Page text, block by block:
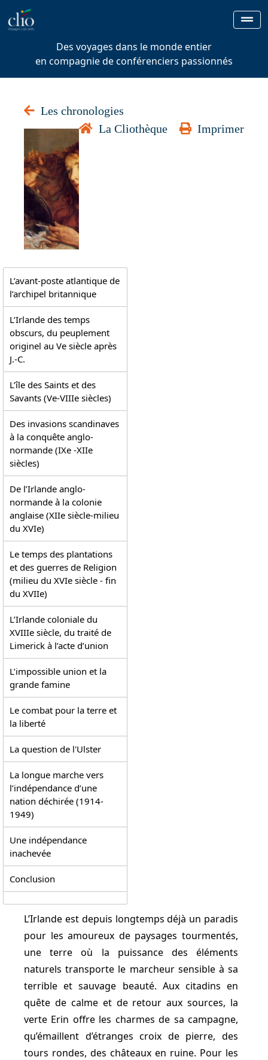
Des voyages dans le monde entier
en compagnie de conférenciers passionnés
Les chronologies
La Cliothèque
Imprimer
L’avant-poste atlantique de
l’archipel britannique
L’Irlande des temps
obscurs, du peuplement
originel au Ve siècle après
J.-C.
L’île des Saints et des
Savants (Ve-VIIIe siècles)
Des invasions scandinaves
à la conquête anglo-
normande (IXe -XIIe
siècles)
De l’Irlande anglo-
normande à la colonie
anglaise (XIIe siècle-milieu
du XVIe)
Le temps des plantations
et des guerres de Religion
(milieu du XVIe siècle - fin
du XVIIe)
L’Irlande coloniale du
XVIIIe siècle, du traité de
Limerick à l’acte d’union
L’impossible union et la
grande famine
Le combat pour la terre et
la liberté
La question de l'Ulster
La longue marche vers
l’indépendance d’une
nation déchirée (1914-
1949)
Une indépendance
inachevée
Conclusion
L’Irlande est depuis longtemps déjà un paradis
pour les amoureux de paysages tourmentés,
une terre où la puissance des éléments
naturels transporte le marcheur sensible à sa
terrible et sauvage beauté. Aux citadins en
quête de calme et de retour aux sources, la
verte Erin offre les charmes de sa campagne,
qu’émaillent d’étranges croix de pierre, des
tours rondes, des châteaux en ruine. Pour les